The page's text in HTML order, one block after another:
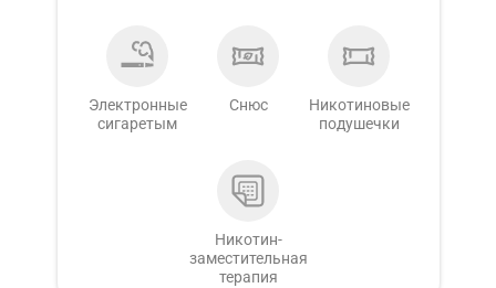
Электронные
сигаретым
Снюс
Никотиновые
подушечки
Никотин-
заместительная
терапия